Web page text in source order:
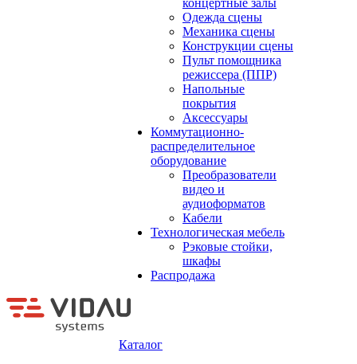
концертные залы
Одежда сцены
Механика сцены
Конструкции сцены
Пульт помощника
режиссера (ППР)
Напольные
покрытия
Аксессуары
Коммутационно-
распределительное
оборудование
Преобразователи
видео и
аудиоформатов
Кабели
Технологическая мебель
Рэковые стойки,
шкафы
Распродажа
Каталог